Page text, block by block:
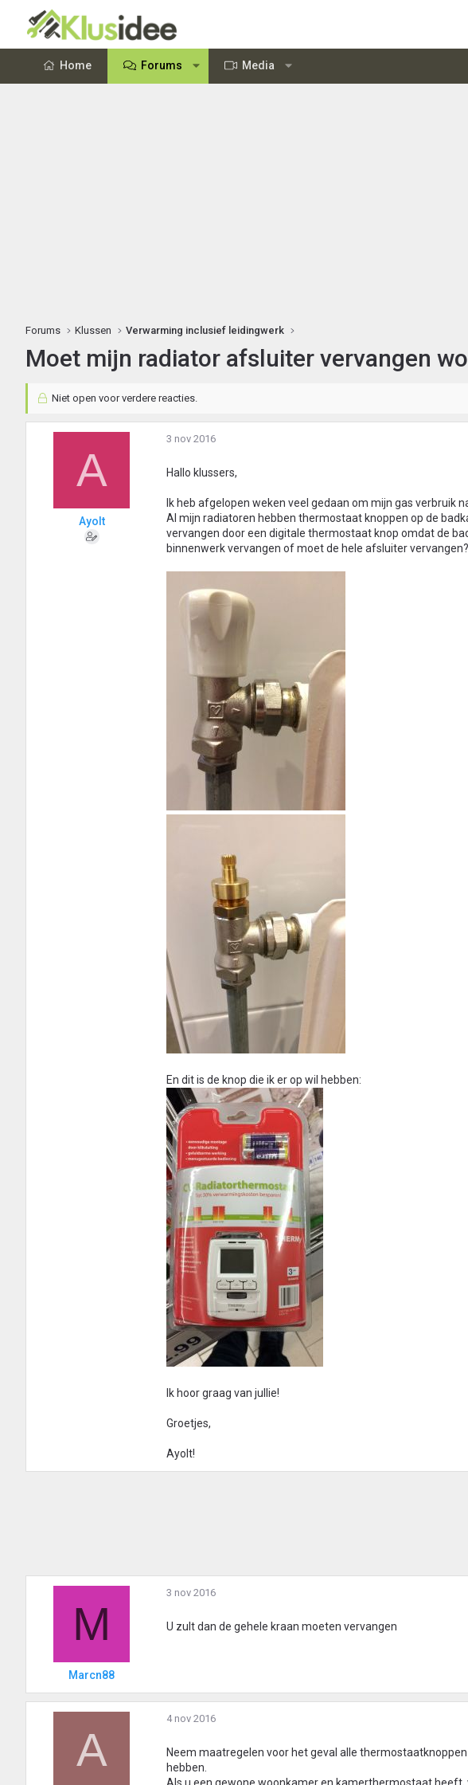
Home Forums Media
Forums Klussen Verwarming inclusief leidingwerk
Moet mijn radiator afsluiter vervangen
Niet open voor verdere reacties.
A
Ayolt
3 nov 2016
Hallo klussers,
Ik heb afgelopen weken veel gedaan om mijn gas verbruik
Al mijn radiatoren hebben thermostaat knoppen op de
vervangen door een digitale thermostaat knop omdat de
binnenwerk vervangen of moet de hele afsluiter vervangen?
En dit is de knop die ik er op wil hebben:
Ik hoor graag van jullie!
Groetjes,
Ayolt!
M
Marcn88
3 nov 2016
U zult dan de gehele kraan moeten vervangen
A
4 nov 2016
Neem maatregelen voor het geval alle
hebben.